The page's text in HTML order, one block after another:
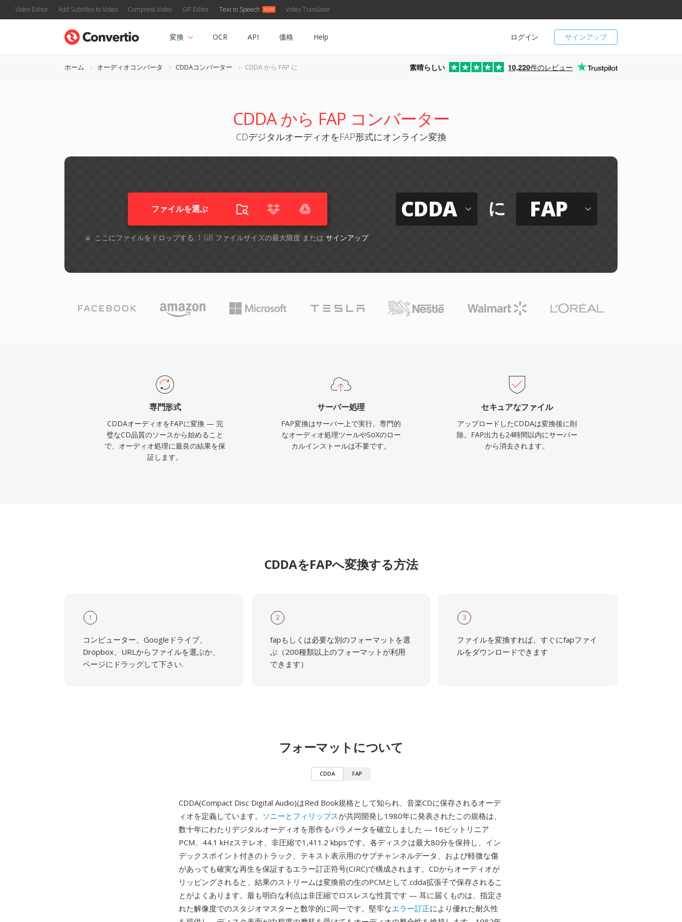
Video Editor Add Subtitles to Video Compress Video GIF Editor Text to Speech Video Translator
サインアップ
ログイン
変換 OCR API 価格 Help
ホーム オーディオコンバータ CDDAコンバーター CDDA から FAP に 素晴らしい 10,220件のレビュー
CDDA から FAP コンバーター
CDデジタルオーディオをFAP形式にオンライン変換
ファイルを選ぶ
ここにファイルをドロップする. 1 GB ファイルサイズの最大限度 または サインアップ
CDDA に FAP
専門形式
CDDAオーディオをFAPに変換 — 完
璧なCD品質のソースから始めること
で、オーディオ処理に最良の結果を保
証します。
サーバー処理
FAP変換はサーバー上で実行。専門的
なオーディオ処理ツールやSoXのロー
カルインストールは不要です。
セキュアなファイル
アップロードしたCDDAは変換後に削
除。FAP出力も24時間以内にサーバー
から消去されます。
CDDAをFAPへ変換する方法
1
コンピューター、Googleドライブ、
Dropbox、URLからファイルを選ぶか、
ページにドラッグして下さい.
2
fapもしくは必要な別のフォーマットを選
ぶ（200種類以上のフォーマットが利用
できます）
3
ファイルを変換すれば、すぐにfapファイ
ルをダウンロードできます
フォーマットについて
CDDA FAP
CDDA(Compact Disc Digital Audio)はRed Book規格として知られ、音楽CDに保存されるオーデ
ィオを定義しています。 ソニーとフィリップスが共同開発し1980年に発表されたこの規格は、
数十年にわたりデジタルオーディオを形作るパラメータを確立しました — 16ビットリニア
PCM、44.1 kHzステレオ、非圧縮で1,411.2 kbpsです。各ディスクは最大80分を保持し、イン
デックスポイント付きのトラック、テキスト表示用のサブチャンネルデータ、および軽微な傷
があっても確実な再生を保証するエラー訂正符号(CIRC)で構成されます。CDからオーディオが
リッピングされると、結果のストリームは変換前の生のPCMとして.cdda拡張子で保存されるこ
とがよくあります。最も明白な利点は非圧縮でロスレスな性質です — 耳に届くものは、指定さ
れた解像度でのスタジオマスターと数学的に同一です。堅牢なエラー訂正により優れた耐久性